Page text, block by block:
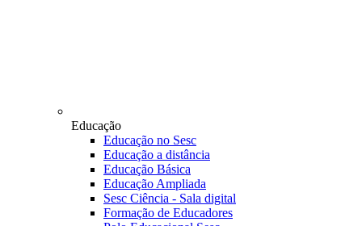
Educação
Educação no Sesc
Educação a distância
Educação Básica
Educação Ampliada
Sesc Ciência - Sala digital
Formação de Educadores